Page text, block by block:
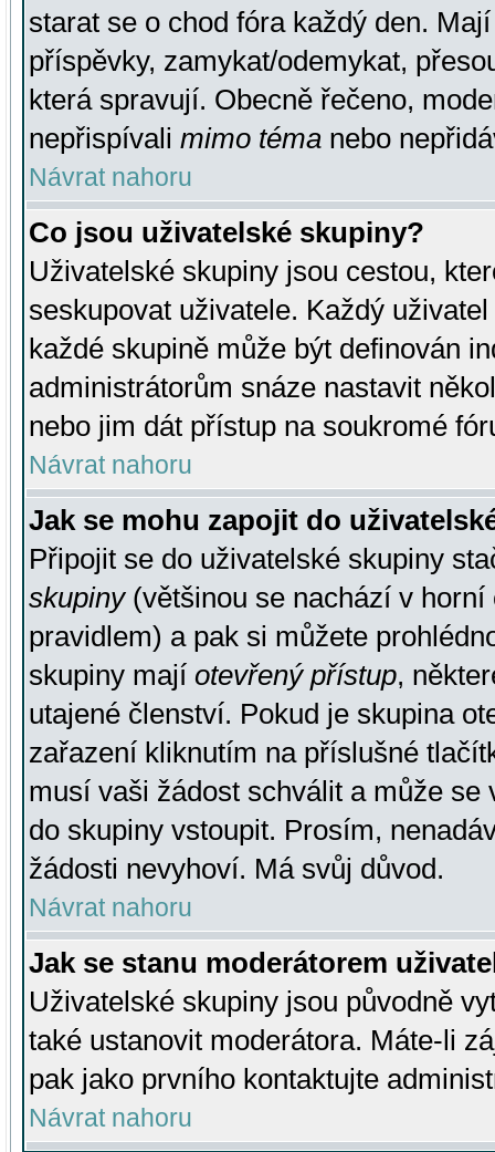
starat se o chod fóra každý den.
příspěvky, zamykat/odemykat,
která spravují. Obecně řečeno,
nepřispívali mimo téma nebo
Návrat nahoru
Co jsou uživatelské skupiny?
Uživatelské skupiny jsou cestou,
seskupovat uživatele. Každý
každé skupině může být definován
administrátorům snáze nastavit
nebo jim dát přístup na soukromé
Návrat nahoru
Jak se mohu zapojit do
Připojit se do uživatelské skupiny
skupiny(většinou se nachází v horní
pravidlem) a pak si můžete
skupiny mají otevřený přístup,
utajené členství. Pokud je skupina
zařazení kliknutím na příslušné
musí vaši žádost schválit a může se
do skupiny vstoupit. Prosím,
žádosti nevyhoví. Má svůj důvod.
Návrat nahoru
Jak se stanu moderátorem
Uživatelské skupiny jsou původně
také ustanovit moderátora. Máte-li
pak jako prvního kontaktujte
Návrat nahoru